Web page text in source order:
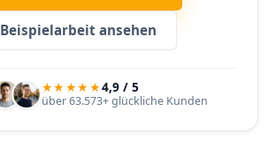
Beispielarbeit ansehen
★★★★★4,9 / 5
über 63.573+ glückliche Kunden